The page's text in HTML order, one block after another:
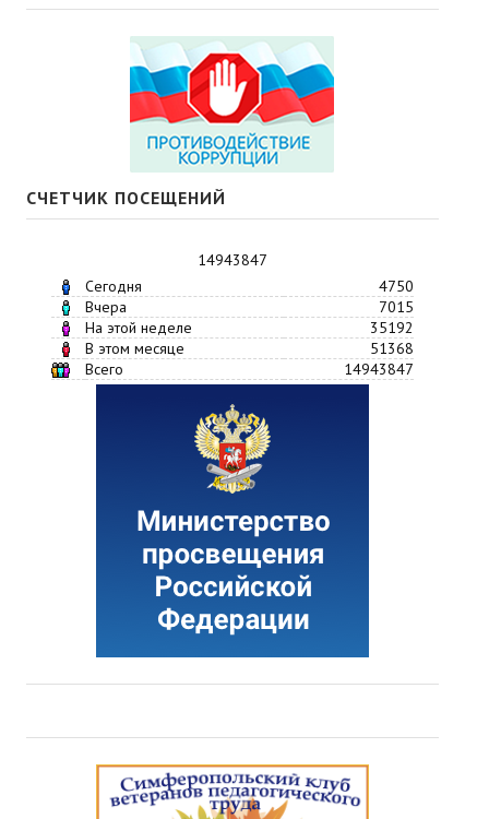
СЧЕТЧИК ПОСЕЩЕНИЙ
14943847
Сегодня
4750
Вчера
7015
На этой неделе
35192
В этом месяце
51368
Всего
14943847